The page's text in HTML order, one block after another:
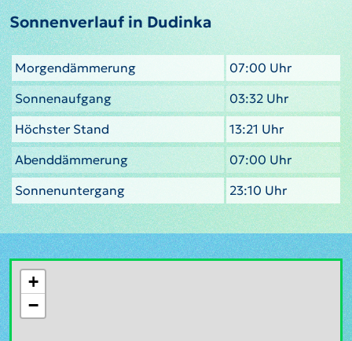
Sonnenverlauf in Dudinka
Morgendämmerung
07:00 Uhr
Sonnenaufgang
03:32 Uhr
Höchster Stand
13:21 Uhr
Abenddämmerung
07:00 Uhr
Sonnenuntergang
23:10 Uhr
+
−